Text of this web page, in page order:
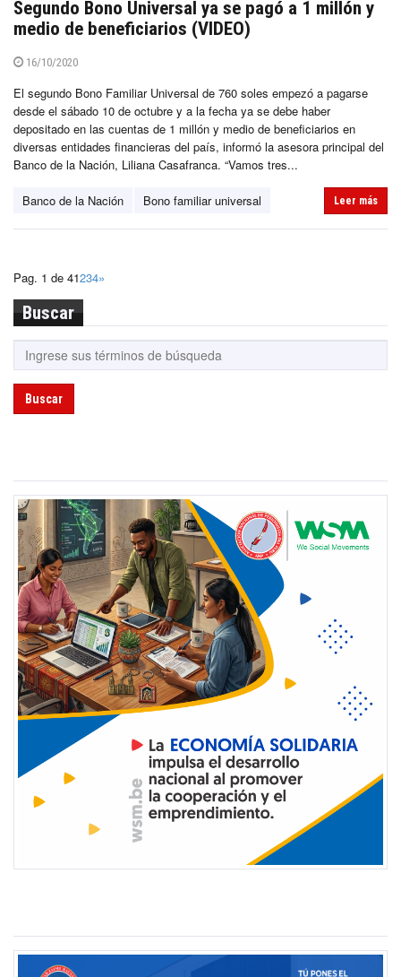
Segundo Bono Universal ya se pagó a 1 millón y
medio de beneficiarios (VIDEO)
16/10/2020
El segundo Bono Familiar Universal de 760 soles empezó a pagarse
desde el sábado 10 de octubre y a la fecha ya se debe haber
depositado en las cuentas de 1 millón y medio de beneficiarios en
diversas entidades financieras del país, informó la asesora principal del
Banco de la Nación, Liliana Casafranca. “Vamos tres...
Banco de la Nación Bono familiar universal Leer más
Pag. 1 de 41234»
Buscar
Buscar